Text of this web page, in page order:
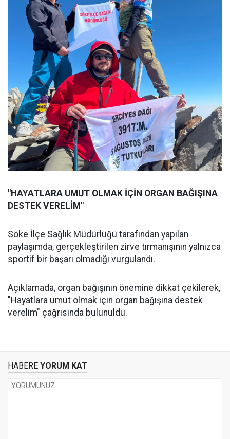
"HAYATLARA UMUT OLMAK İÇİN ORGAN BAĞIŞINA
DESTEK VERELİM"
Söke İlçe Sağlık Müdürlüğü tarafından yapılan
paylaşımda, gerçekleştirilen zirve tırmanışının yalnızca
sportif bir başarı olmadığı vurgulandı.
Açıklamada, organ bağışının önemine dikkat çekilerek,
"Hayatlara umut olmak için organ bağışına destek
verelim" çağrısında bulunuldu.
HABERE YORUM KAT